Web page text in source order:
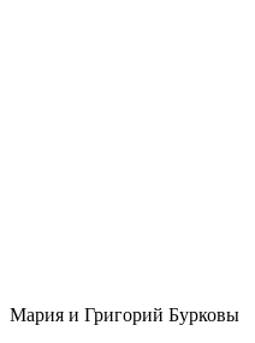
Мария и Григорий Бурковы